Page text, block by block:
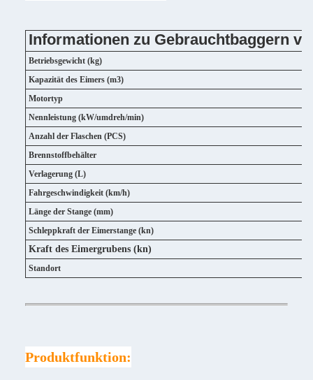
Informationen zu Gebrauchtbaggern
Betriebsgewicht (kg)
Kapazität des Eimers (m3)
Motortyp
Nennleistung (kW/umdreh/min)
Anzahl der Flaschen (PCS)
Brennstoffbehälter
Verlagerung (L)
Fahrgeschwindigkeit (km/h)
Länge der Stange (mm)
Schleppkraft der Eimerstange (kn)
Kraft des Eimergrubens (kn)
Standort
Produktfunktion: